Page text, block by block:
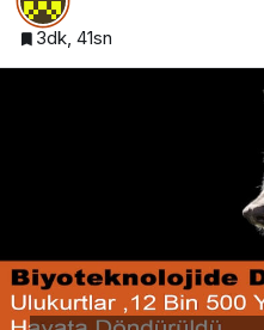
3dk, 41sn